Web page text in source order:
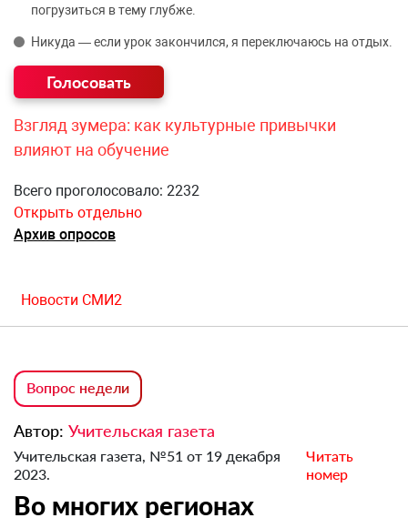
погрузиться в тему глубже.
Никуда — если урок закончился, я переключаюсь на отдых.
Взгляд зумера: как культурные привычки
влияют на обучение
Всего проголосовало: 2232
Открыть отдельно
Архив опросов
Новости СМИ2
Вопрос недели
Автор: Учительская газета
Учительская газета, №51 от 19 декабря
2023.
Читать
номер
Во многих регионах